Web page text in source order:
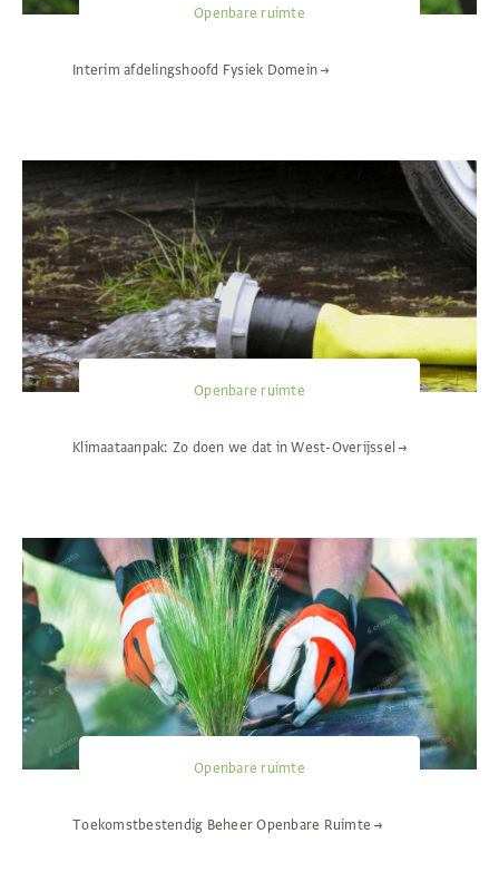
Openbare ruimte
Interim afdelingshoofd Fysiek Domein →
Openbare ruimte
Klimaataanpak: Zo doen we dat in West-Overijssel →
Openbare ruimte
Toekomstbestendig Beheer Openbare Ruimte →